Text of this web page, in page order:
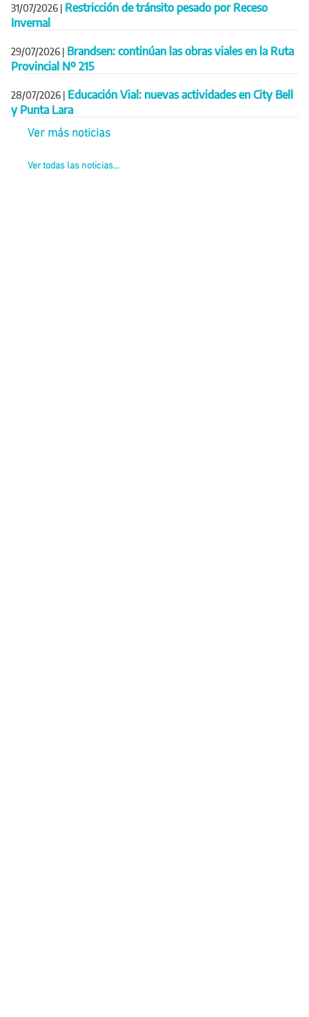
31/07/2026 | Restricción de tránsito pesado por Receso
Invernal
29/07/2026 | Brandsen: continúan las obras viales en la Ruta
Provincial Nº 215
28/07/2026 | Educación Vial: nuevas actividades en City Bell
y Punta Lara
Ver más noticias
Ver todas las noticias...